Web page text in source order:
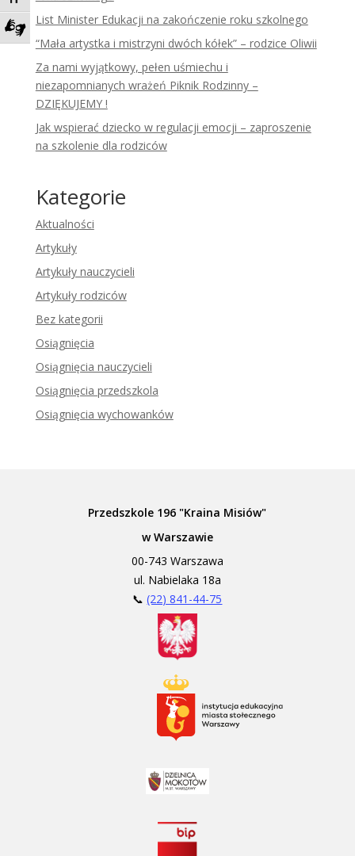
Zadzwoń do tłumacza języka migowego
List Minister Edukacji na zakończenie roku szkolnego
“Mała artystka i mistrzyni dwóch kółek” – rodzice Oliwii
Za nami wyjątkowy, pełen uśmiechu i
niezapomnianych wrażeń Piknik Rodzinny –
DZIĘKUJEMY !
Jak wspierać dziecko w regulacji emocji – zaproszenie
na szkolenie dla rodziców
Kategorie
Aktualności
Artykuły
Artykuły nauczycieli
Artykuły rodziców
Bez kategorii
Osiągnięcia
Osiągnięcia nauczycieli
Osiągnięcia przedszkola
Osiągnięcia wychowanków
Przedszkole 196 "Kraina Misiów"
w Warszawie
00-743 Warszawa
ul. Nabielaka 18a
📞(22) 841-44-75